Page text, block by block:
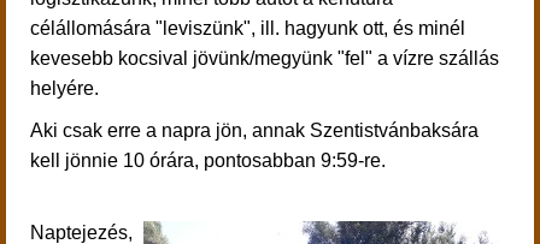
célállomására "leviszünk", ill. hagyunk ott, és minél
kevesebb kocsival jövünk/megyünk "fel" a vízre szállás
helyére.
Aki csak erre a napra jön, annak Szentistvánbaksára
kell jönnie 10 órára, pontosabban 9:59-re.
Naptejezés,